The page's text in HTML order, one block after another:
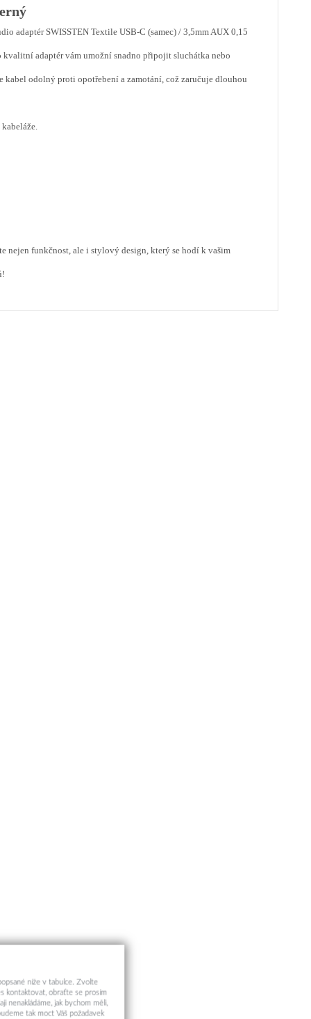
adaptér SWISSTEN Textile USB-C (samec) / 3,5mm AUX 0,15
adaptér vám umožní snadno připojit sluchátka nebo
odolný proti opotřebení a zamotání, což zaručuje dlouhou
nejen funkčnost, ale i stylový design, který se hodí k vašim
níže v tabulce. Zvolte
kontaktovat, obraťte se prosím
nenakládáme, jak bychom měli,
tak moct Váš požadavek